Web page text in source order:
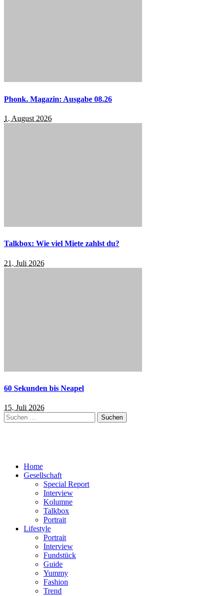
Phonk. Magazin: Ausgabe 08.26
1. August 2026
Talkbox: Wie viel Miete zahlst du?
21. Juli 2026
60 Sekunden bis Neapel
15. Juli 2026
Suchen
nach:
Home
Gesellschaft
Special Report
Interview
Kolumne
Talkbox
Portrait
Lifestyle
Portrait
Interview
Fundstück
Guide
Yummy
Fashion
Trend